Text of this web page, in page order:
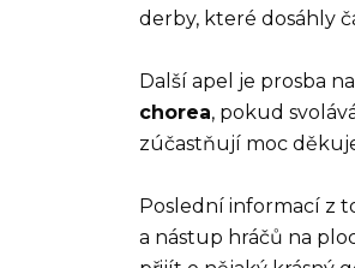
derby, které dosáhly
Další apel je prosba
chorea, pokud
zúčastňují moc
Poslední informací z
a nástup hráčů na